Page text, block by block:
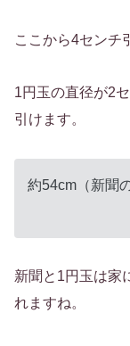
ここから4センチ
1円玉の直径が2
引けます。
約54cm（新聞
新聞と1円玉は家
れますね。